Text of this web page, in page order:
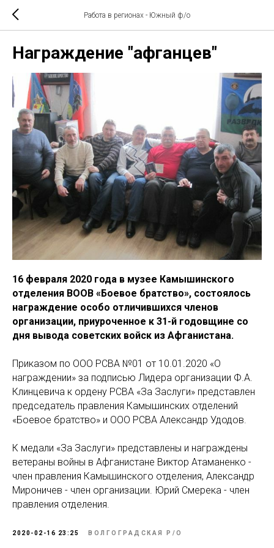
Работа в регионах - Южный ф/о
Награждение "афганцев"
16 февраля 2020 года в музее Камышинского
отделения ВООВ «Боевое братство», состоялось
награждение особо отличившихся членов
организации, приуроченное к 31-й годовщине со
дня вывода советских войск из Афганистана.
Приказом по ООО РСВА №01 от 10.01.2020 «О
награждении» за подписью Лидера организации Ф.А.
Клинцевича к ордену РСВА «За Заслуги» представлен
председатель правления Камышинских отделений
«Боевое братство» и ООО РСВА Александр Удодов.
К медали «За Заслуги» представлены и награждены
ветераны войны в Афганистане Виктор Атаманенко -
член правления Камышинского отделения, Александр
Мироничев - член организации. Юрий Смерека - член
правления отделения.
2020-02-16 23:25 ВОЛГОГРАДСКАЯ Р/О